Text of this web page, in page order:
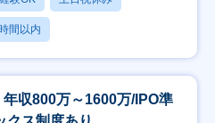
間以内
年収800万～1600万/IPO準